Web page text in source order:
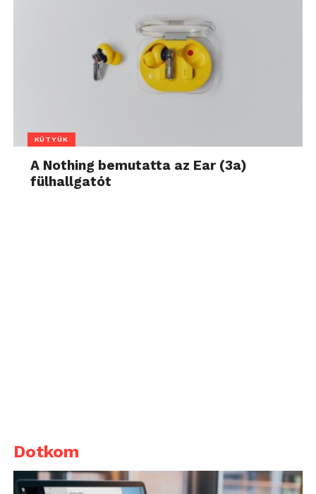
KÜTYÜK
A Nothing bemutatta az Ear (3a)
fülhallgatót
Dotkom